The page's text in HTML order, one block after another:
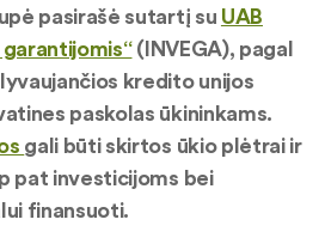
pasirašė sutartį su UAB
(INVEGA), pagal
kredito unijos
paskolas ūkininkams.
gali būti skirtos ūkio plėtrai ir
pat investicijoms bei
finansuoti.